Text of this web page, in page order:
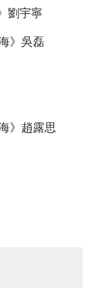
劉宇寧
》吳磊
》趙露思